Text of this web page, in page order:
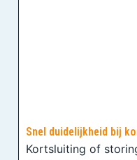
Snel duidelijkheid bij
Kortsluiting of